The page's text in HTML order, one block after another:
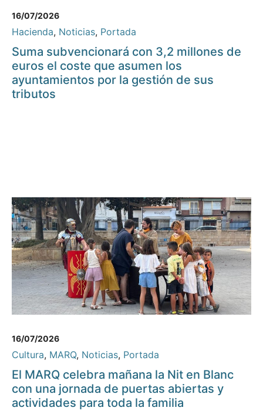
16/07/2026
Hacienda, Noticias, Portada
Suma subvencionará con 3,2 millones de
euros el coste que asumen los
ayuntamientos por la gestión de sus
tributos
16/07/2026
Cultura, MARQ, Noticias, Portada
El MARQ celebra mañana la Nit en Blanc
con una jornada de puertas abiertas y
actividades para toda la familia